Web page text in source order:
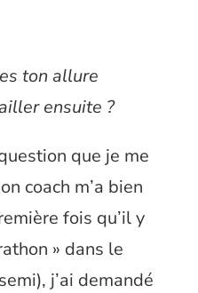
ton allure
ensuite ?
que je me
coach m’a bien
fois qu’il y
» dans le
j’ai demandé